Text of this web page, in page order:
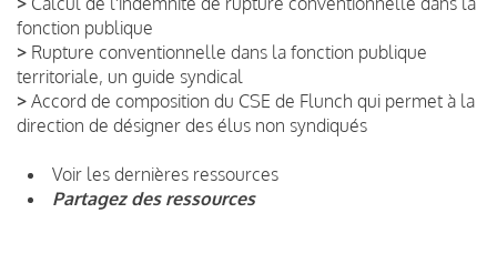
fonction publique
> Rupture conventionnelle dans la fonction publique
territoriale, un guide syndical
> Accord de composition du CSE de Flunch qui permet à la
direction de désigner des élus non syndiqués
Voir les dernières ressources
Partagez des ressources